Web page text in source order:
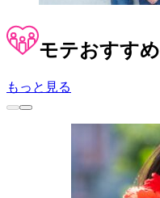
モテおすす
もっと見る